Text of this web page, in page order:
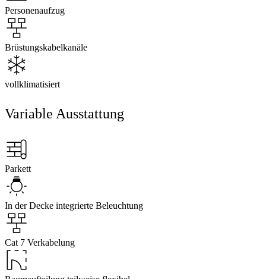
Personenaufzug
Brüstungskabelkanäle
vollklimatisiert
Variable Ausstattung
Parkett
In der Decke integrierte Beleuchtung
Cat 7 Verkabelung